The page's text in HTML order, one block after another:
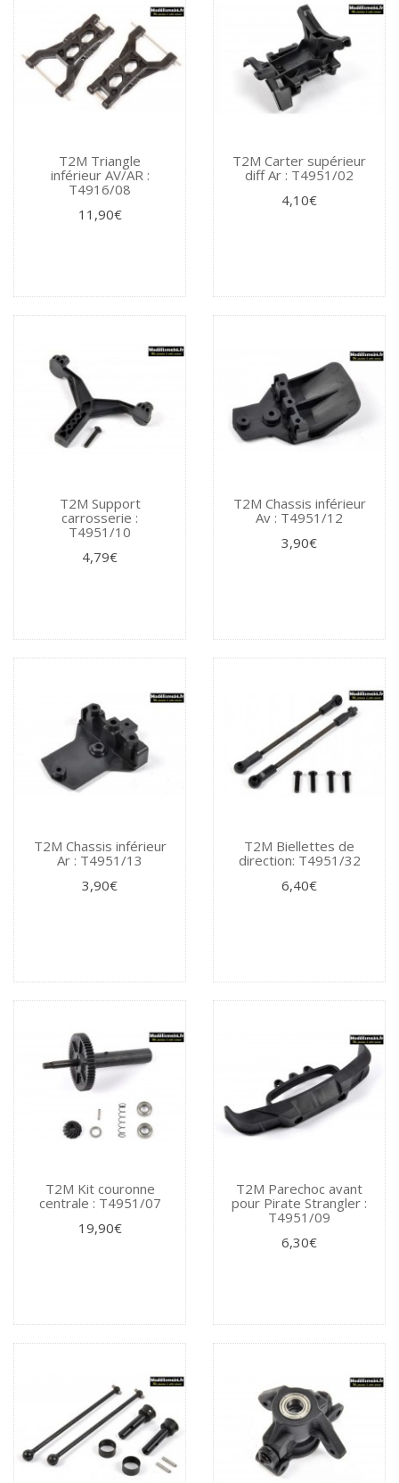
T2M Triangle
inférieur AV/AR :
T4916/08
11,90€
T2M Carter supérieur
diff Ar : T4951/02
4,10€
T2M Support
carrosserie :
T4951/10
4,79€
T2M Chassis inférieur
Av : T4951/12
3,90€
T2M Chassis inférieur
Ar : T4951/13
3,90€
T2M Biellettes de
direction: T4951/32
6,40€
T2M Kit couronne
centrale : T4951/07
19,90€
T2M Parechoc avant
pour Pirate Strangler :
T4951/09
6,30€